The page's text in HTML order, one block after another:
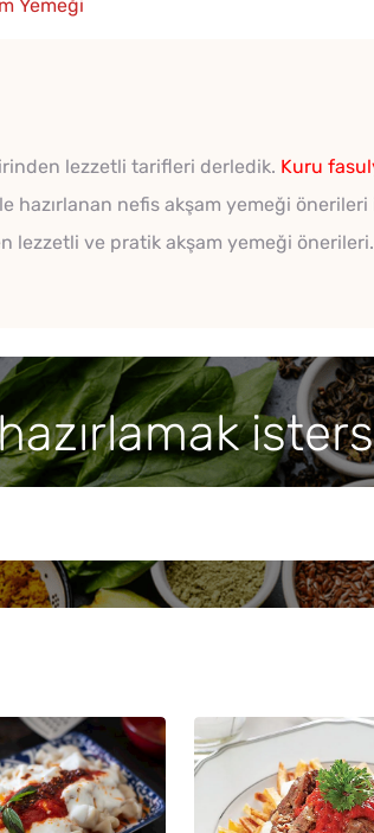
Yemeği
lezzetli tarifleri derledik. Kuru
hazırlanan nefis akşam yemeği önerileri
lezzetli ve pratik akşam yemeği önerileri.